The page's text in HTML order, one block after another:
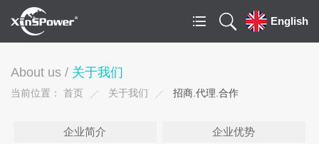
English
About us / 关于我们
当前位置： 首页 关于我们 招商.代理.合作
企业简介 企业优势